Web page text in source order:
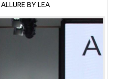
BY LEA